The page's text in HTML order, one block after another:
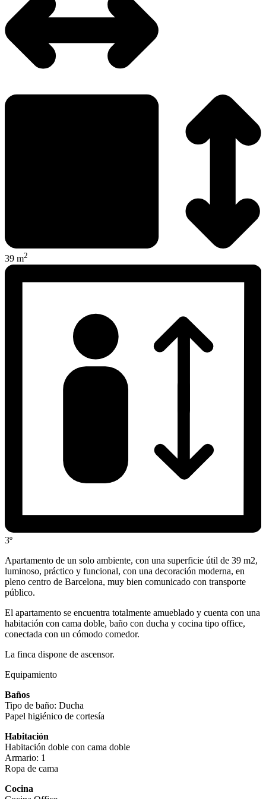
39 m2
3º
Apartamento de un solo ambiente, con una superficie útil de 39 m2,
luminoso, práctico y funcional, con una decoración moderna, en
pleno centro de Barcelona, muy bien comunicado con transporte
público.
El apartamento se encuentra totalmente amueblado y cuenta con una
habitación con cama doble, baño con ducha y cocina tipo office,
conectada con un cómodo comedor.
La finca dispone de ascensor.
Equipamiento
Baños
Tipo de baño: Ducha
Papel higiénico de cortesía
Habitación
Habitación doble con cama doble
Armario: 1
Ropa de cama
Cocina